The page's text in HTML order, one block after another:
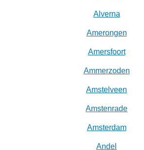
Alverna
Amerongen
Amersfoort
Ammerzoden
Amstelveen
Amstenrade
Amsterdam
Andel